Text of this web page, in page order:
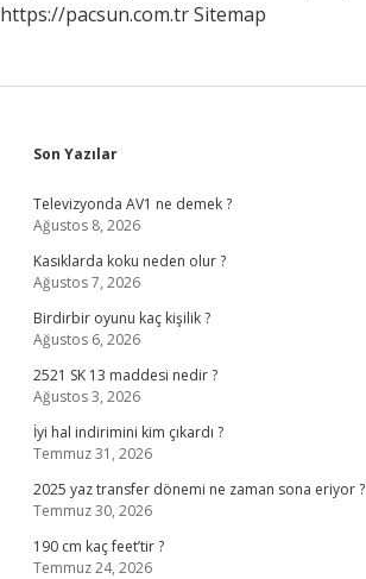
https://pacsun.com.trSitemap
Sidebar
Son Yazılar
Televizyonda AV1 ne demek ?
Ağustos 8, 2026
Kasıklarda koku neden olur ?
Ağustos 7, 2026
Birdirbir oyunu kaç kişilik ?
Ağustos 6, 2026
2521 SK 13 maddesi nedir ?
Ağustos 3, 2026
İyi hal indirimini kim çıkardı ?
Temmuz 31, 2026
2025 yaz transfer dönemi ne zaman sona eriyor ?
Temmuz 30, 2026
190 cm kaç feet’tir ?
Temmuz 24, 2026